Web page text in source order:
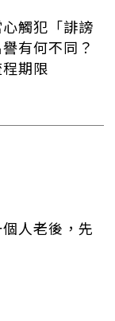
觸犯「誹謗
有何不同？
期限
人老後，先